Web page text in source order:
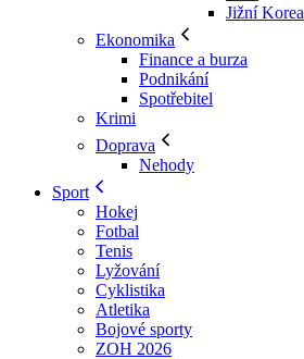
Jižní Korea
Ekonomika
Finance a burza
Podnikání
Spotřebitel
Krimi
Doprava
Nehody
Sport
Hokej
Fotbal
Tenis
Lyžování
Cyklistika
Atletika
Bojové sporty
ZOH 2026